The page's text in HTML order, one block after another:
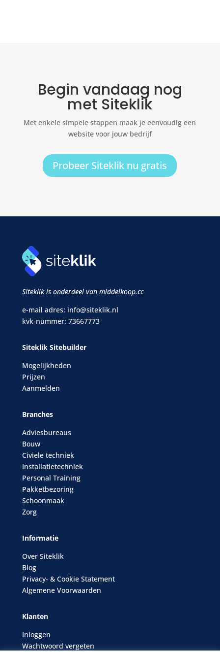
Begin vandaag nog
met Siteklik
Met enkele simpele stappen maak je eenvoudig een
website voor jouw bedrijf
Probeer Siteklik nu gratis
Siteklik is onderdeel van middelkoop.cc
e-mail adres: info@siteklik.nl
kvk-nummer: 73667773
Siteklik Sitebuilder
Mogelijkheden
Prijzen
Aanmelden
Branches
Adviesbureaus
Bouw
Civiele techniek
Installatietechniek
Personal Training
Pakketbezoring
Schoonmaak
Zorg
Informatie
Over Siteklik
Blog
Privacy- & Cookie Statement
Algemene Voorwaarden
Klanten
Inloggen
Wachtwoord vergeten